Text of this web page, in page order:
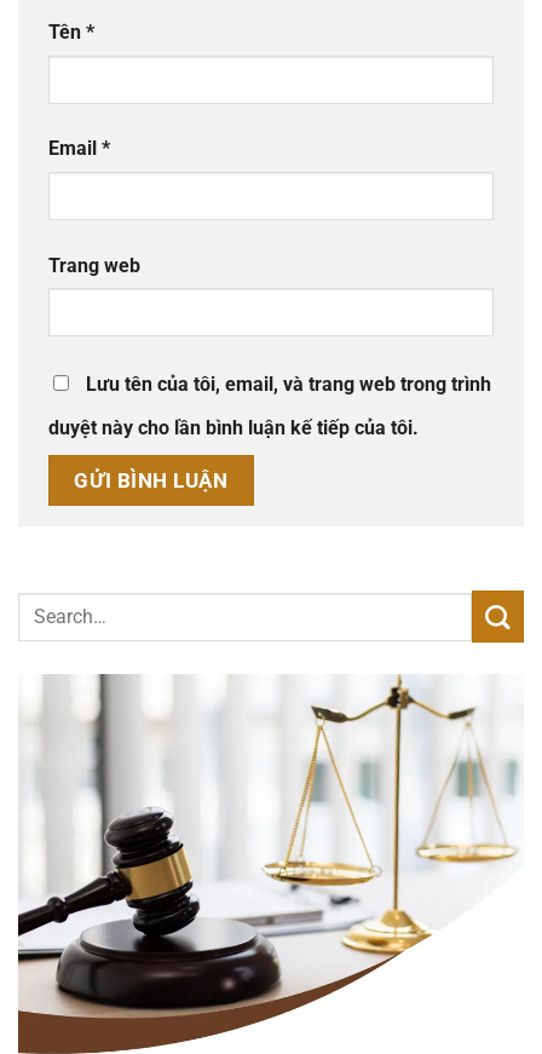
Tên *
Email *
Trang web
Lưu tên của tôi, email, và trang web trong trình
duyệt này cho lần bình luận kế tiếp của tôi.